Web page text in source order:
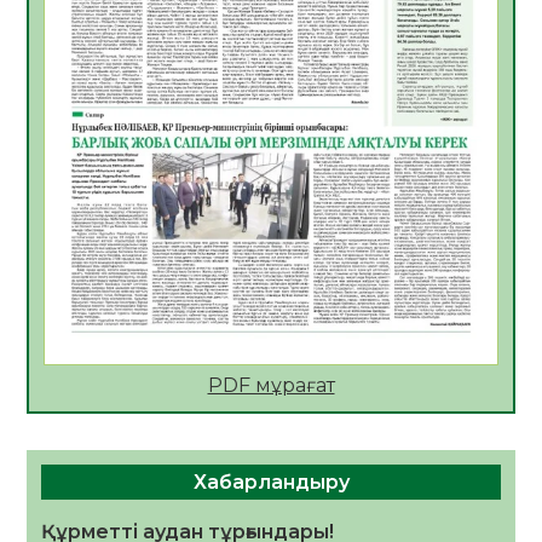
Руслан Рүстемұлы облыс әкімінің
кеңесшісі болып тағайындалды
05.08.2026
25
Цифрландыру саласын дамыту аясында
салынатын жаңа орталықтың жобасы
талқыланды
05.08.2026
24
Алғашқы цифрлық жасанды интеллект
құралдарының таныстырылымы өтті
05.08.2026
25
Құрылтай үшін дауыс беруге дайын
ӘРБІР ДАУЫС – ҚОҒАМ ДАМУЫНА
ҚОСЫЛҒАН ҮЛЕС
05.08.2026
33 0
PDF мұрағат
Хабарландыру
Құрметті аудан тұрғындары!